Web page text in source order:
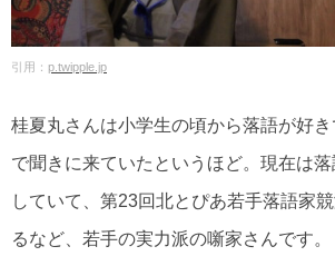
引用： p.twipple.jp
桂夏丸さんは小学生の頃から落語が好き
で聞きに来ていたというほど。現在は
していて、第23回北とぴあ若手落語家
るなど、若手の実力派の噺家さんです。